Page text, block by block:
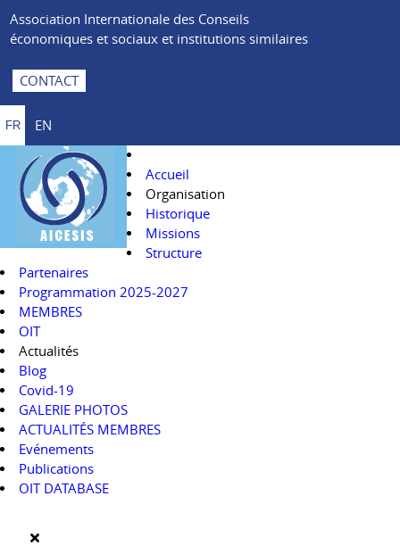
Association Internationale des Conseils
économiques et sociaux et institutions similaires
CONTACT
FR EN
Accueil
Organisation
Historique
Missions
Structure
Partenaires
Programmation 2025-2027
MEMBRES
OIT
Actualités
Blog
Covid-19
GALERIE PHOTOS
ACTUALITÉS MEMBRES
Evénements
Publications
OIT DATABASE